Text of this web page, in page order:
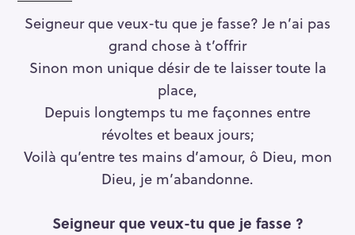
Seigneur que veux-tu que je fasse? Je n’ai pas
grand chose à t’offrir
Sinon mon unique désir de te laisser toute la
place,
Depuis longtemps tu me façonnes entre
révoltes et beaux jours;
Voilà qu’entre tes mains d’amour, ô Dieu, mon
Dieu, je m’abandonne.
Seigneur que veux-tu que je fasse ?
a
c